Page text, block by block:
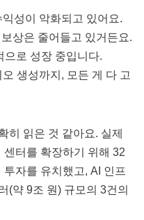
성이 악화되고 있어요.
상은 줄어들고 있거든요.
으로 성장 중입니다.
생성까지, 모든 게 다 고
히 읽은 것 같아요. 실제
센터를 확장하기 위해 32
자를 유치했고, AI 인프
(약 9조 원) 규모의 3건의